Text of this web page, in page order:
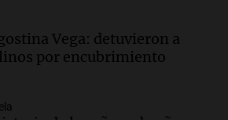
de tango y milonga en la
Oriental: una propuesta
Vega: detuvieron a
por encubrimiento